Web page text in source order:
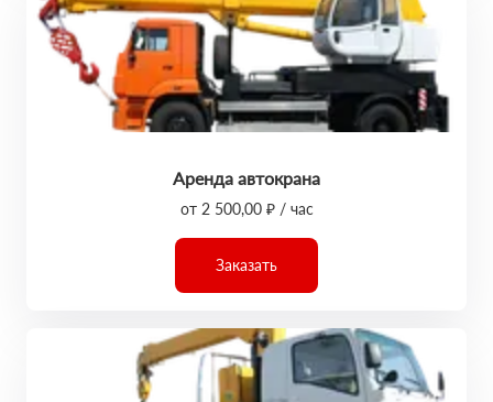
Аренда автокрана
от 2 500,00 ₽ / час
Заказать